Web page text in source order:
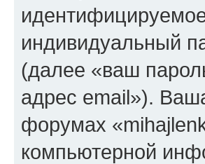
индивидуальный
(далее «ваш
адрес email»).
форумах
компьютерной